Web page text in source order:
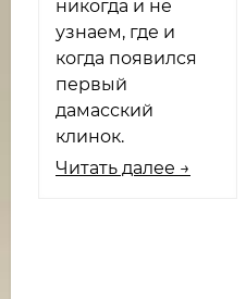
никогда и не
узнаем, где и
когда появился
первый
дамасский
клинок.
Читать далее →